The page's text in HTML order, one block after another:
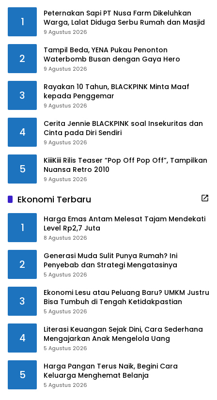
1
Peternakan Sapi PT Nusa Farm Dikeluhkan
Warga, Lalat Diduga Serbu Rumah dan Masjid
9 Agustus 2026
2
Tampil Beda, YENA Pukau Penonton
Waterbomb Busan dengan Gaya Hero
9 Agustus 2026
3
Rayakan 10 Tahun, BLACKPINK Minta Maaf
kepada Penggemar
9 Agustus 2026
4
Cerita Jennie BLACKPINK soal Insekuritas dan
Cinta pada Diri Sendiri
9 Agustus 2026
5
KiiiKiii Rilis Teaser “Pop Off Pop Off”, Tampilkan
Nuansa Retro 2010
9 Agustus 2026
Ekonomi Terbaru
1
Harga Emas Antam Melesat Tajam Mendekati
Level Rp2,7 Juta
8 Agustus 2026
2
Generasi Muda Sulit Punya Rumah? Ini
Penyebab dan Strategi Mengatasinya
5 Agustus 2026
3
Ekonomi Lesu atau Peluang Baru? UMKM Justru
Bisa Tumbuh di Tengah Ketidakpastian
5 Agustus 2026
4
Literasi Keuangan Sejak Dini, Cara Sederhana
Mengajarkan Anak Mengelola Uang
5 Agustus 2026
5
Harga Pangan Terus Naik, Begini Cara
Keluarga Menghemat Belanja
5 Agustus 2026